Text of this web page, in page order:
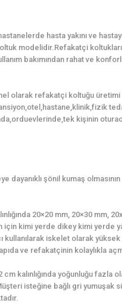
hasta yakını ve
modelidir.Refakatçi
bakımından rahat ve
olarak refakatçi koltuğu
kişinin
dayanıklı şönil kumaş
20×20 mm, 20×30 mm,
için kimi yerde dikey kimi yerde
kullanılarak iskelet olarak
ve refakatçinin kolaylıkla
kalınlığında yoğunluğu
isteğine bağlı gri yumuşak